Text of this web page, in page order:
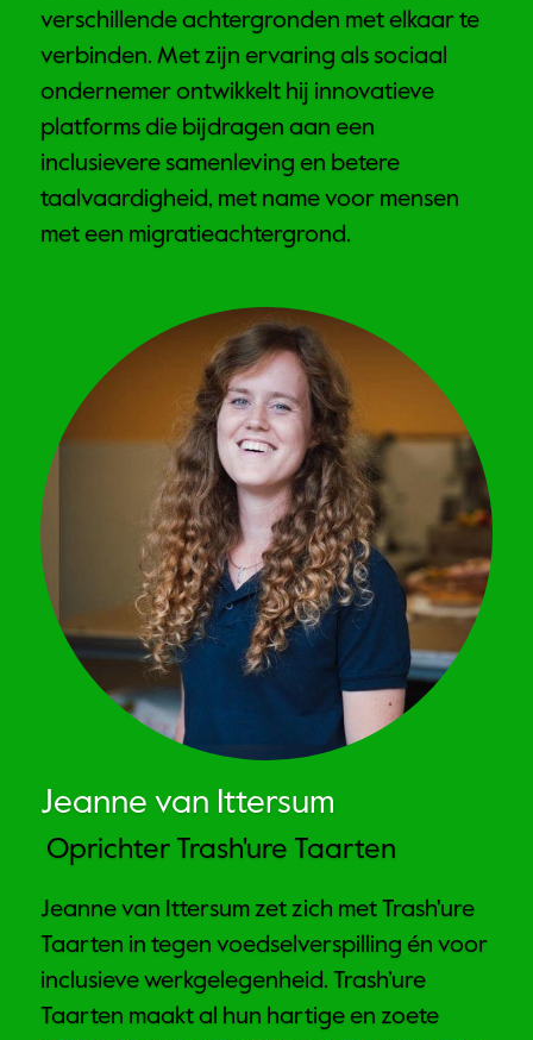
verschillende achtergronden met elkaar te
verbinden. Met zijn ervaring als sociaal
ondernemer ontwikkelt hij innovatieve
platforms die bijdragen aan een
inclusievere samenleving en betere
taalvaardigheid, met name voor mensen
met een migratieachtergrond.
Jeanne van Ittersum
Oprichter Trash'ure Taarten
Jeanne van Ittersum zet zich met Trash'ure
Taarten in tegen voedselverspilling én voor
inclusieve werkgelegenheid. Trash’ure
Taarten maakt al hun hartige en zoete